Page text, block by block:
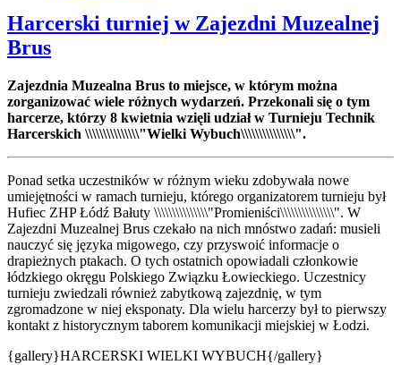
Harcerski turniej w Zajezdni Muzealnej
Brus
Zajezdnia Muzealna Brus to miejsce, w którym można
zorganizować wiele różnych wydarzeń. Przekonali się o tym
harcerze, którzy 8 kwietnia wzięli udział w Turnieju Technik
Harcerskich \\\\\\\\\\\\\\\"Wielki Wybuch\\\\\\\\\\\\\\\".
Ponad setka uczestników w różnym wieku zdobywała nowe
umiejętności w ramach turnieju, którego organizatorem turnieju był
Hufiec ZHP Łódź Bałuty \\\\\\\\\\\\\\\"Promieniści\\\\\\\\\\\\\\\". W
Zajezdni Muzealnej Brus czekało na nich mnóstwo zadań: musieli
nauczyć się języka migowego, czy przyswoić informacje o
drapieżnych ptakach. O tych ostatnich opowiadali członkowie
łódzkiego okręgu Polskiego Związku Łowieckiego. Uczestnicy
turnieju zwiedzali również zabytkową zajezdnię, w tym
zgromadzone w niej eksponaty. Dla wielu harcerzy był to pierwszy
kontakt z historycznym taborem komunikacji miejskiej w Łodzi.
{gallery}HARCERSKI WIELKI WYBUCH{/gallery}